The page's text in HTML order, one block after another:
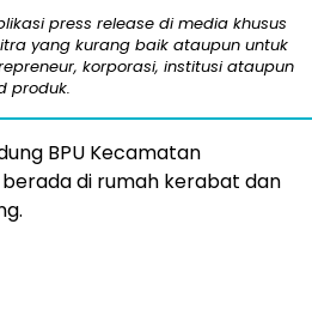
press release di media khusus
yang kurang baik ataupun untuk
korporasi, institusi ataupun
produk.
BPU Kecamatan
di rumah kerabat dan